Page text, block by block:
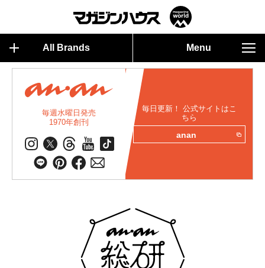
All Brands Menu
毎週水曜日発売
1970年創刊
毎日更新！ 公式サイトはこ
ちら
anan